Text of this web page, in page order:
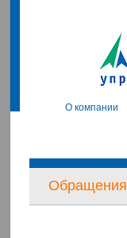
О компании
Обращения